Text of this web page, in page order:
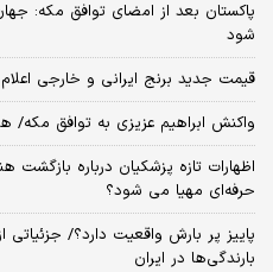
پاکستان بعد از امضای توافق مکه:
شود
قیمت جدید برنج ایرانی و خارجی
واکنش ابراهیم عزیزی به توافق
اظهارات تازه پزشکیان درباره بازگشت
حرفه‌ای مهیا می شود؟
پاییز پر بارش واقعیت دارد؟/ جزئیاتی
بارندگی‌ها در ایران